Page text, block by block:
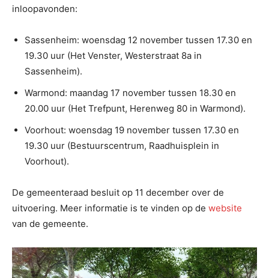
inloopavonden:
Sassenheim: woensdag 12 november tussen 17.30 en
19.30 uur (Het Venster, Westerstraat 8a in
Sassenheim).
Warmond: maandag 17 november tussen 18.30 en
20.00 uur (Het Trefpunt, Herenweg 80 in Warmond).
Voorhout: woensdag 19 november tussen 17.30 en
19.30 uur (Bestuurscentrum, Raadhuisplein in
Voorhout).
De gemeenteraad besluit op 11 december over de
uitvoering. Meer informatie is te vinden op de website
van de gemeente.